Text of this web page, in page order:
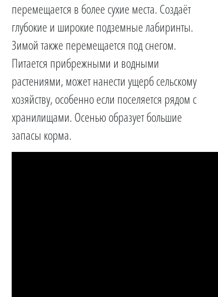
перемещается в более сухие места. Создаёт
глубокие и широкие подземные лабиринты.
Зимой также перемещается под снегом.
Питается прибрежными и водными
растениями, может нанести ущерб сельскому
хозяйству, особенно если поселяется рядом с
хранилищами. Осенью образует большие
запасы корма.